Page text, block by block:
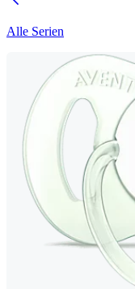
Alle Serien